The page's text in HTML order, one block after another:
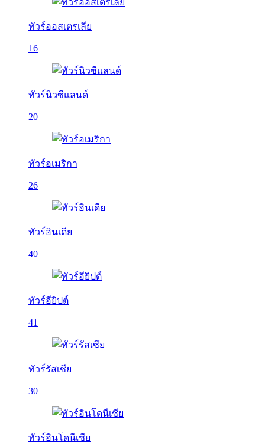
ทัวร์ออสเตรเลีย
16
ทัวร์นิวซีแลนด์
20
ทัวร์อเมริกา
26
ทัวร์อินเดีย
40
ทัวร์อียิปต์
41
ทัวร์รัสเซีย
30
ทัวร์อินโดนีเซีย